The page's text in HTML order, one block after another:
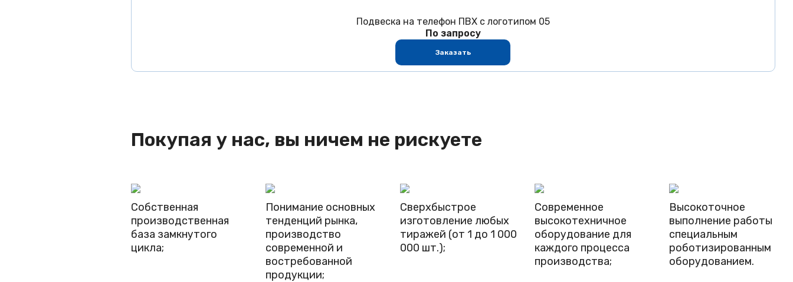
Подвеска на телефон ПВХ с логотипом 05
По запросу
Заказать
Покупая у нас, вы ничем не рискуете
Собственная
производственная
база замкнутого
цикла;
Понимание основных
тенденций рынка,
производство
современной и
востребованной
продукции;
Сверхбыстрое
изготовление любых
тиражей (от 1 до 1 000
000 шт.);
Современное
высокотехничное
оборудование для
каждого процесса
производства;
Высокоточное
выполнение работы
специальным
роботизированным
оборудованием.